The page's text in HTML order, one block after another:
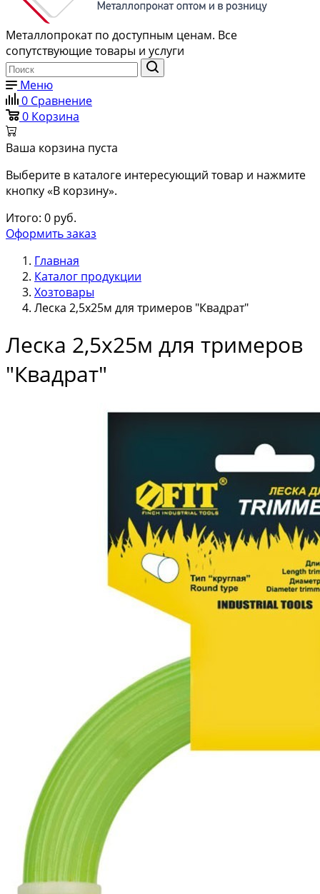
Металлопрокат по доступным ценам. Все
сопутствующие товары и услуги
Меню
0 Сравнение
0 Корзина
Ваша корзина пуста
Выберите в каталоге интересующий товар и нажмите
кнопку «В корзину».
Итого: 0 руб.
Оформить заказ
Главная
Каталог продукции
Хозтовары
Леска 2,5х25м для тримеров "Квадрат"
Леска 2,5х25м для тримеров
"Квадрат"